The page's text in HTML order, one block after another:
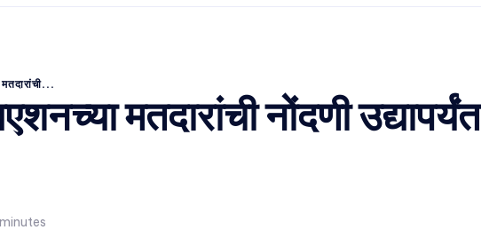
मतदारांची नोंदणी उद्यापर्यंत
minutes